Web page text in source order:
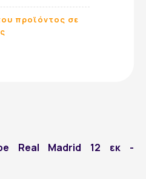
προϊόντος σε
Real Madrid 12 εκ -